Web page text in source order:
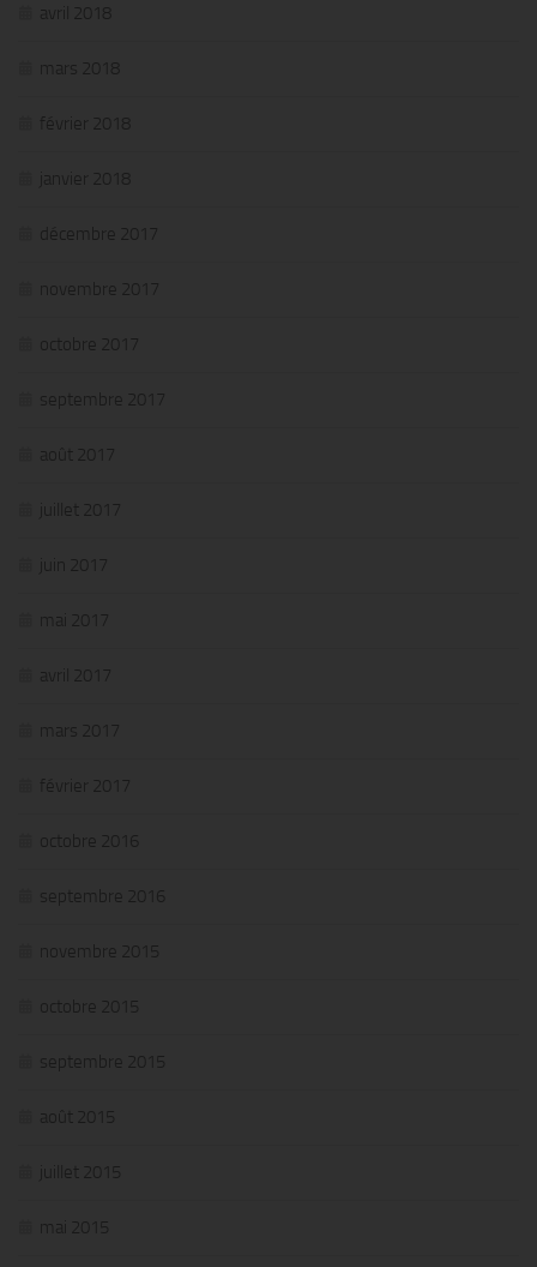
avril 2018
mars 2018
février 2018
janvier 2018
décembre 2017
novembre 2017
octobre 2017
septembre 2017
août 2017
juillet 2017
juin 2017
mai 2017
avril 2017
mars 2017
février 2017
octobre 2016
septembre 2016
novembre 2015
octobre 2015
septembre 2015
août 2015
juillet 2015
mai 2015